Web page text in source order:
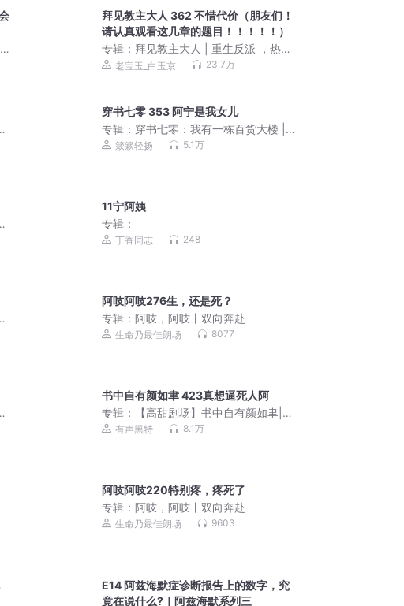
拜见教主大人 362 不惜代价（朋友们！
请认真观看这几章的题目！！！！！）
专辑： 拜见教主大人 | 重生反派 ，热血
超燃多人有声剧
老宝玉_白玉京 23.7万
穿书七零 353 阿宁是我女儿
专辑： 穿书七零：我有一栋百货大楼 |
簌簌轻扬丨年代团宠
簌簌轻扬 5.1万
11宁阿姨
专辑：
丁香同志 248
阿吱阿吱276生，还是死？
专辑：阿吱，阿吱丨双向奔赴
生命乃最佳朗场 8077
书中自有颜如聿 423真想逼死人阿
专辑：
【高甜剧场】书中自有颜如聿|相
爱相杀 双强互撩|高质量现言精品有声剧
有声黑特 8.1万
阿吱阿吱220特别疼，疼死了
专辑：阿吱，阿吱丨双向奔赴
生命乃最佳朗场 9603
E14 阿兹海默症诊断报告上的数字，究
竟在说什么?｜阿兹海默系列三